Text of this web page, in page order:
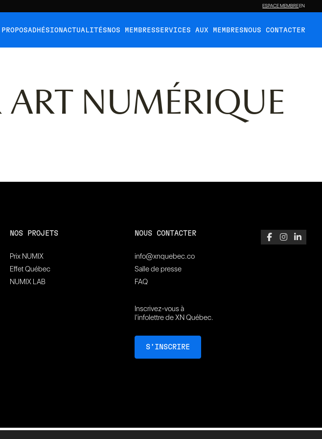
ESPACE MEMBREEN
ADHÉSIONACTUALITÉS NOS MEMBRESSERVICES AUX MEMBRES NOUS CONTACTER
ART NUMÉRIQUE
NOS PROJETS
Prix NUMIX
Effet Québec
NUMIX LAB
NOUS CONTACTER
info@xnquebec.co
Salle de presse
FAQ
Inscrivez-vous à
l'infolettre de XN Québec.
S’INSCRIRE